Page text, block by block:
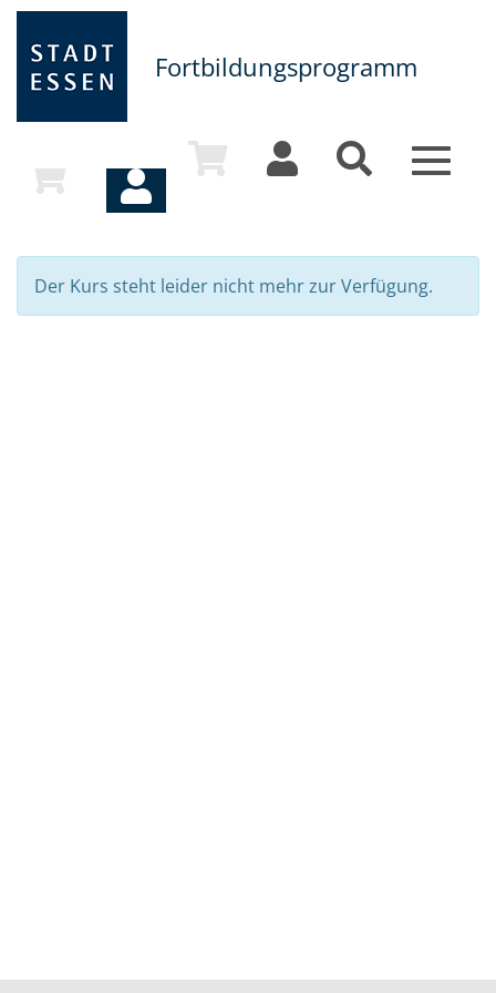
Fortbildungsprogramm
Toggle
Der Kurs steht leider nicht mehr zur Verfügung.